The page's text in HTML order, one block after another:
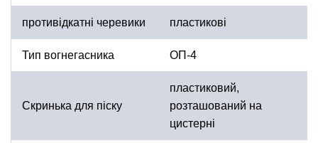
противідкатні черевики пластикові
Тип вогнегасника ОП-4
Скринька для піску
пластиковий,
розташований на
цистерні